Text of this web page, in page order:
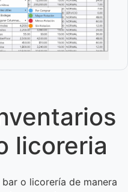
licoreria
o licorería de manera